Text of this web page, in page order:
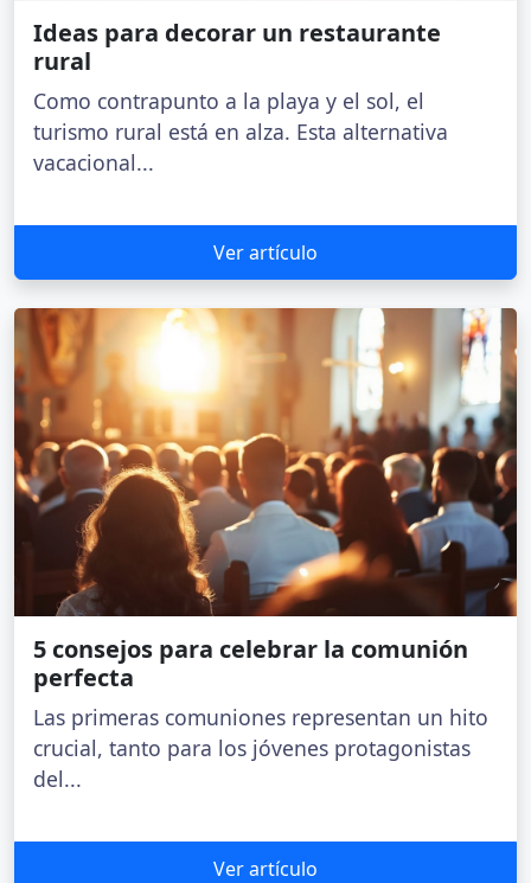
Ideas para decorar un restaurante
rural
Como contrapunto a la playa y el sol, el
turismo rural está en alza. Esta alternativa
vacacional...
Ver artículo
5 consejos para celebrar la comunión
perfecta
Las primeras comuniones representan un hito
crucial, tanto para los jóvenes protagonistas
del...
Ver artículo